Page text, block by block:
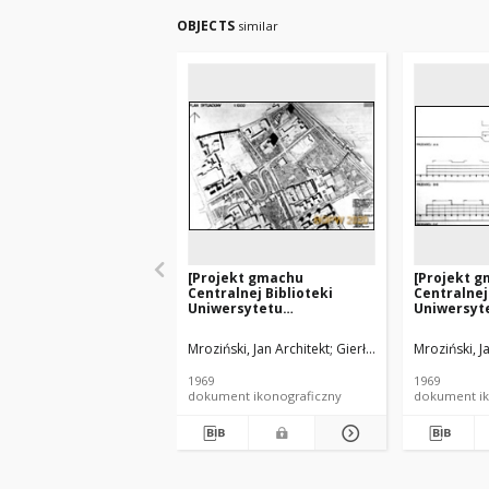
OBJECTS similar
[Projekt gmachu
Centralnej Biblioteki
Uniwersytetu
SARP nr 433] : [praca nr 15,
wyróżnienie za
sytuacyjny]
Mroziński, Jan Architekt Gierłatowski,
1969
dokument ikonograficzny
[Projekt
SARP nr
[Przekroje
Mroziński,
1969
dokument